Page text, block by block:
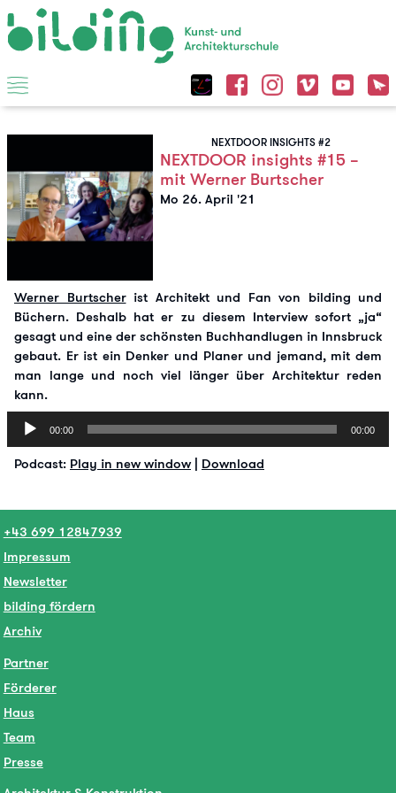
NEXTDOOR INSIGHTS #2
NEXTDOOR insights #15 –
mit Werner Burtscher
Mo 26. April '21
Werner Burtscherist Architekt und Fan von bilding und
Büchern. Deshalb hat er zu diesem Interview sofort „ja“
gesagt und eine der schönsten Buchhandlugen in Innsbruck
gebaut. Er ist ein Denker und Planer und jemand, mit dem
man lange und noch viel länger über Architektur reden
kann.
Audio-
Player
00:00 00:00
Podcast: Play in new window| Download
+43 699 12847939
Impressum
Newsletter
bilding fördern
Archiv
Partner
Förderer
Haus
Team
Presse